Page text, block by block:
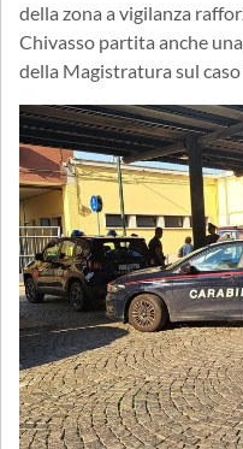
della zona a vigilanza
Chivasso partita anche
della Magistratura sul